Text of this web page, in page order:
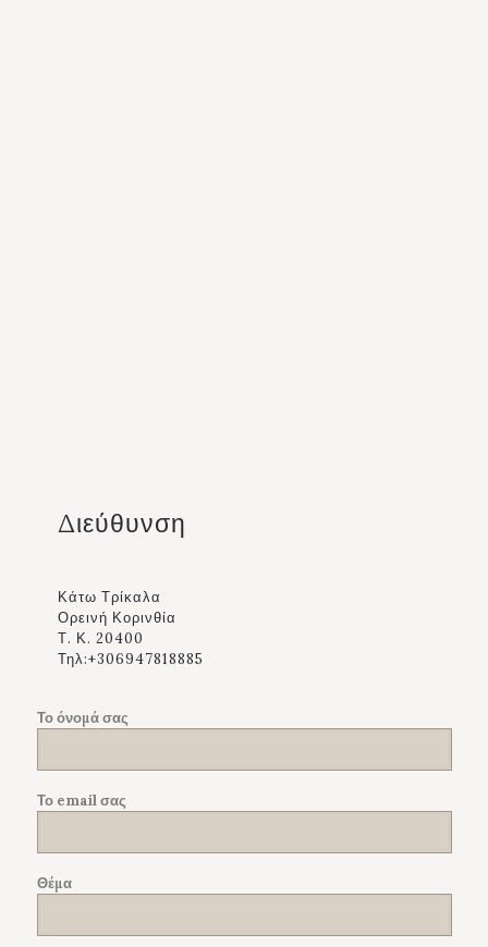
Διεύθυνση
Κάτω Τρίκαλα
Ορεινή Κορινθία
Τ. Κ. 20400
Τηλ:+306947818885
Το όνομά σας
Το email σας
Θέμα